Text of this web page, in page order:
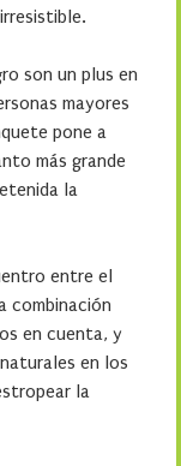
son un plus en
mayores
pone a
más grande
la
entre el
combinación
en cuenta, y
en los
la